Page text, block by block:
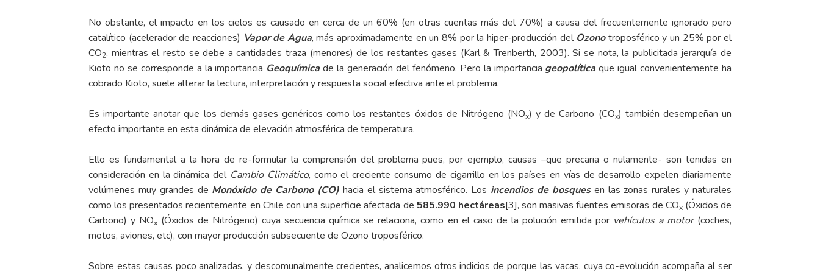
No obstante, el impacto en los cielos es causado en cerca de un 60% (en otras cuentas más del 70%) a causa del frecuentemente ignorado pero
catalítico (acelerador de reacciones) Vapor de Agua, más aproximadamente en un 8% por la hiper-producción del Ozonotroposférico y un 25% por el
CO2, mientras el resto se debe a cantidades traza (menores) de los restantes gases (Karl & Trenberth, 2003). Si se nota, la publicitada jerarquía de
Kioto no se corresponde a la importancia Geoquímica de la generación del fenómeno. Pero la importancia geopolítica que igual convenientemente ha
cobrado Kioto, suele alterar la lectura, interpretación y respuesta social efectiva ante el problema.
Es importante anotar que los demás gases genéricos como los restantes óxidos de Nitrógeno (NOx) y de Carbono (COx) también desempeñan un
efecto importante en esta dinámica de elevación atmosférica de temperatura.
Ello es fundamental a la hora de re-formular la comprensión del problema pues, por ejemplo, causas –que precaria o nulamente- son tenidas en
consideración en la dinámica del Cambio Climático, como el creciente consumo de cigarrillo en los países en vías de desarrollo expelen diariamente
volúmenes muy grandes de Monóxido de Carbono (CO) hacia el sistema atmosférico. Los incendios de bosquesen las zonas rurales y naturales
como los presentados recientemente en Chile con una superficie afectada de 585.990 hectáreas[3], son masivas fuentes emisoras de COx(Óxidos de
Carbono) y NOx (Óxidos de Nitrógeno) cuya secuencia química se relaciona, como en el caso de la polución emitida por vehículos a motor(coches,
motos, aviones, etc), con mayor producción subsecuente de Ozono troposférico.
Sobre estas causas poco analizadas, y descomunalmente crecientes, analicemos otros indicios de porque las vacas, cuya co-evolución acompaña al ser